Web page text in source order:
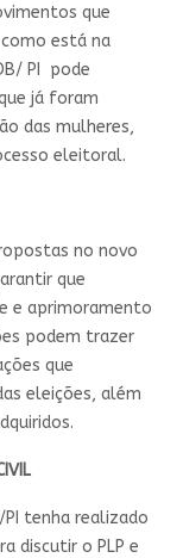
que
está na
PI pode
já foram
das mulheres,
eleitoral.
no novo
que
e aprimoramento
podem trazer
que
eleições, além
PI tenha realizado
discutir o PLP e